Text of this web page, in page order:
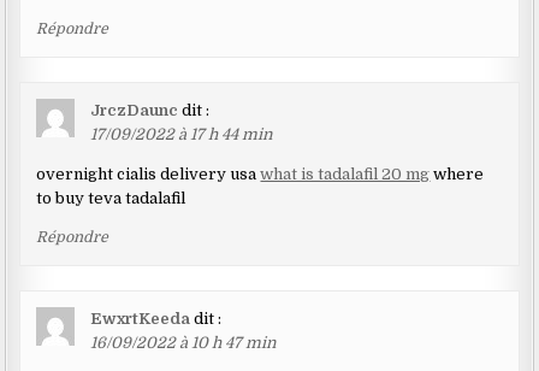
Répondre
JrczDaunc dit :
17/09/2022 à 17 h 44 min
overnight cialis delivery usawhat is tadalafil 20 mg where
to buy teva tadalafil
Répondre
EwxrtKeeda dit :
16/09/2022 à 10 h 47 min